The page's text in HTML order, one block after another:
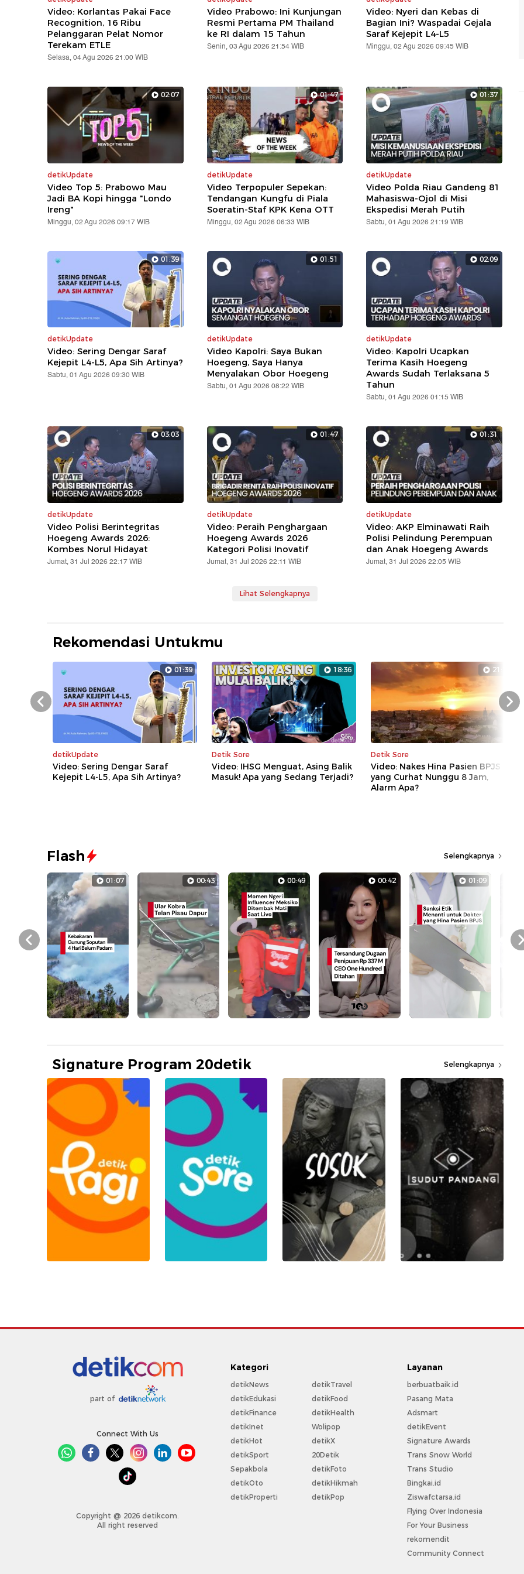
Video: Korlantas Pakai Face
Recognition, 16 Ribu
Pelanggaran Pelat Nomor
Terekam ETLE
Selasa, 04 Agu 2026 21:00 WIB
Video Prabowo: Ini Kunjungan
Resmi Pertama PM Thailand
ke RI dalam 15 Tahun
Senin, 03 Agu 2026 21:54 WIB
Video: Nyeri dan Kebas di
Bagian Ini? Waspadai Gejala
Saraf Kejepit L4-L5
Minggu, 02 Agu 2026 09:45 WIB
02:07
detikUpdate
Video Top 5: Prabowo Mau
Jadi BA Kopi hingga "Londo
Ireng"
Minggu, 02 Agu 2026 09:17 WIB
01:47
detikUpdate
Video Terpopuler Sepekan:
Tendangan Kungfu di Piala
Soeratin-Staf KPK Kena OTT
Minggu, 02 Agu 2026 06:33 WIB
01:37
detikUpdate
Video Polda Riau Gandeng 81
Mahasiswa-Ojol di Misi
Ekspedisi Merah Putih
Sabtu, 01 Agu 2026 21:19 WIB
01:39
detikUpdate
Video: Sering Dengar Saraf
Kejepit L4-L5, Apa Sih Artinya?
Sabtu, 01 Agu 2026 09:30 WIB
01:51
detikUpdate
Video Kapolri: Saya Bukan
Hoegeng, Saya Hanya
Menyalakan Obor Hoegeng
Sabtu, 01 Agu 2026 08:22 WIB
02:09
detikUpdate
Video: Kapolri Ucapkan
Terima Kasih Hoegeng
Awards Sudah Terlaksana 5
Tahun
Sabtu, 01 Agu 2026 01:15 WIB
03:03
detikUpdate
Video Polisi Berintegritas
Hoegeng Awards 2026:
Kombes Norul Hidayat
Jumat, 31 Jul 2026 22:17 WIB
01:47
detikUpdate
Video: Peraih Penghargaan
Hoegeng Awards 2026
Kategori Polisi Inovatif
Jumat, 31 Jul 2026 22:11 WIB
01:31
detikUpdate
Video: AKP Elminawati Raih
Polisi Pelindung Perempuan
dan Anak Hoegeng Awards
Jumat, 31 Jul 2026 22:05 WIB
Lihat Selengkapnya
Rekomendasi Untukmu
01:39
detikUpdate
Video: Sering Dengar Saraf
Kejepit L4-L5, Apa Sih Artinya?
18:36
Detik Sore
Video: IHSG Menguat, Asing Balik
Masuk! Apa yang Sedang Terjadi?
21:17
Detik Sore
Video: Nakes Hina Pasien BPJS
yang Curhat Nunggu 8 Jam,
Alarm Apa?
Prev Next
Flash Selengkapnya
01:07 00:43 00:49 00:42 01:09
Prev
Signature Program 20detik Selengkapnya
part of
Connect With Us
Copyright @ 2026 detikcom.
All right reserved
Kategori
detikNews
detikEdukasi
detikFinance
detikInet
detikHot
detikSport
Sepakbola
detikOto
detikProperti
detikTravel
detikFood
detikHealth
Wolipop
detikX
20Detik
detikFoto
detikHikmah
detikPop
Layanan
berbuatbaik.id
Pasang Mata
Adsmart
detikEvent
Signature Awards
Trans Snow World
Trans Studio
Bingkai.id
Ziswafctarsa.id
Flying Over Indonesia
For Your Business
rekomendit
Community Connect